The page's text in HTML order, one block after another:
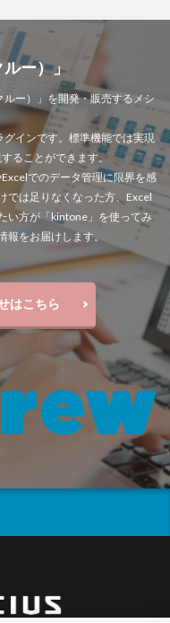
ー）」
ー）」を開発・販売するメシ
インです。標準機能では実現
ることができます。
でのデータ管理に限界を感
では足りなくなった方、Excel
い方が「kintone」を使ってみ
をお届けします。
はこちら